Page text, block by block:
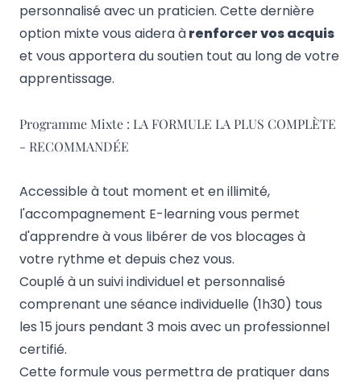
personnalisé avec un praticien. Cette dernière
option mixte vous aidera àrenforcer vos acquis
et vous apportera du soutien tout au long de votre
apprentissage.
Programme Mixte : LA FORMULE LA PLUS COMPLÈTE
- RECOMMANDÉE
Accessible à tout moment et en illimité,
l'accompagnement E-learning vous permet
d'apprendre à vous libérer de vos blocages à
votre rythme et depuis chez vous.
Couplé à un suivi individuel et personnalisé
comprenant une séance individuelle (1h30) tous
les 15 jours pendant 3 mois avec un professionnel
certifié.
Cette formule vous permettra de pratiquer dans